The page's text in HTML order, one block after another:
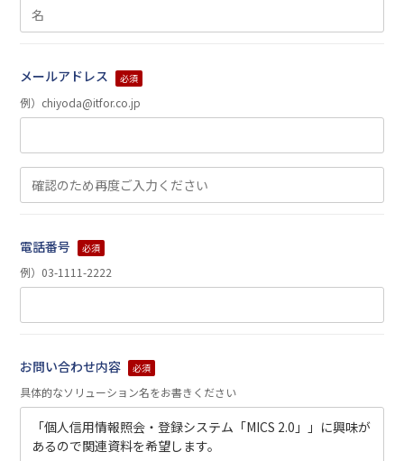
メールアドレス 必須
例）chiyoda@itfor.co.jp
電話番号 必須
例）03-1111-2222
お問い合わせ内容 必須
具体的なソリューション名をお書きください